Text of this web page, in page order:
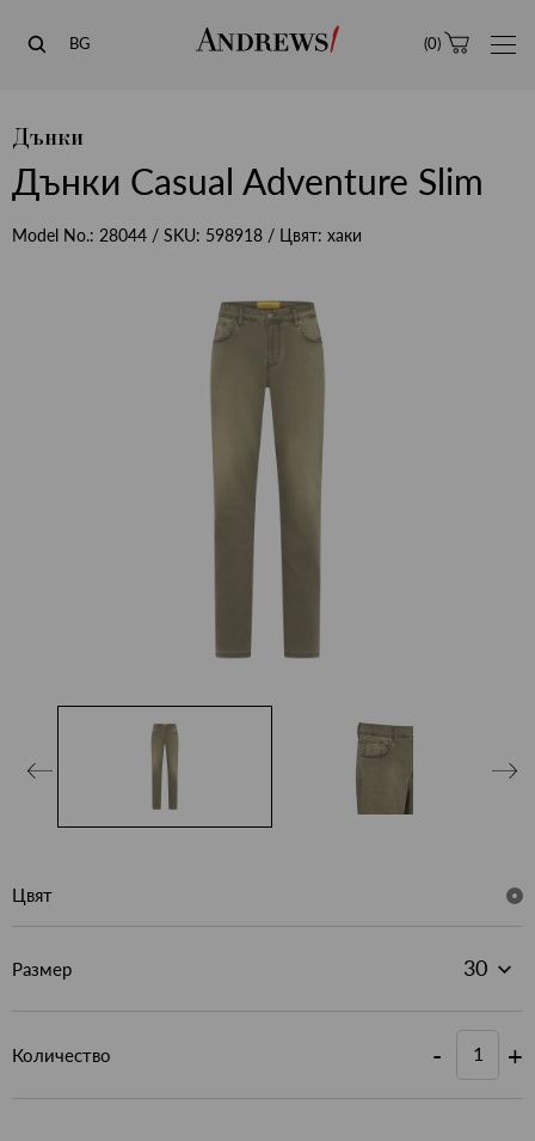
Andrews
BG (0)
Дънки
Дънки Casual Adventure Slim
Model No.: 28044 / SKU: 598918 / Цвят: хаки
Цвят
Размер
Количество - +